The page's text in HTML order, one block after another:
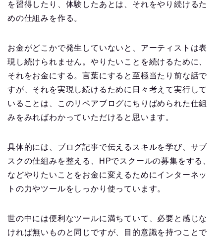
を習得したり、体験したあとは、それをやり続けるた
めの仕組みを作る。
お金がどこかで発生していないと、アーティストは表
現し続けられません。やりたいことを続けるために、
それをお金にする。言葉にすると至極当たり前な話で
すが、それを実現し続けるために日々考えて実行して
いることは、このリペアブログにちりばめられた仕組
みをみればわかっていただけると思います。
具体的には、ブログ記事で伝えるスキルを学び、サブ
スクの仕組みを整える、HPでスクールの募集をする、
などやりたいことをお金に変えるためにインターネッ
トの力やツールをしっかり使っています。
世の中には便利なツールに満ちていて、必要と感じな
ければ無いものと同じですが、目的意識を持つことで